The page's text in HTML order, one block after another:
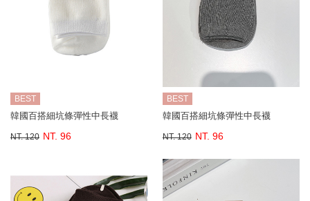
BEST
韓國百搭細坑條彈性中長襪
NT. 120 NT. 96
BEST
韓國百搭細坑條彈性中長襪
NT. 120 NT. 96